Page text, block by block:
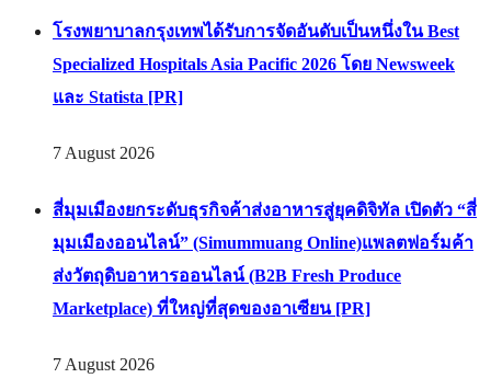
โรงพยาบาลกรุงเทพได้รับการจัดอันดับเป็นหนึ่งใน Best
Specialized Hospitals Asia Pacific 2026 โดย Newsweek
และ Statista [PR]
7 August 2026
สี่มุมเมืองยกระดับธุรกิจค้าส่งอาหารสู่ยุคดิจิทัล เปิดตัว “สี่
มุมเมืองออนไลน์” (Simummuang Online)แพลตฟอร์มค้า
ส่งวัตถุดิบอาหารออนไลน์ (B2B Fresh Produce
Marketplace) ที่ใหญ่ที่สุดของอาเซียน [PR]
7 August 2026